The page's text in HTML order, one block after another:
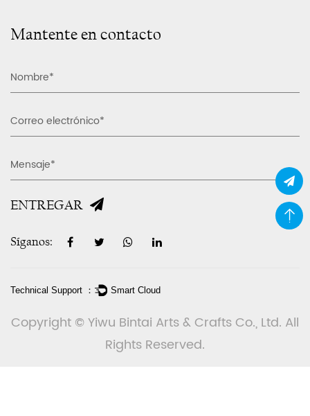
Mantente en contacto
ENTREGAR
Síganos:
Technical Support ： Smart Cloud
Copyright © Yiwu Bintai Arts & Crafts Co., Ltd. All
Rights Reserved.